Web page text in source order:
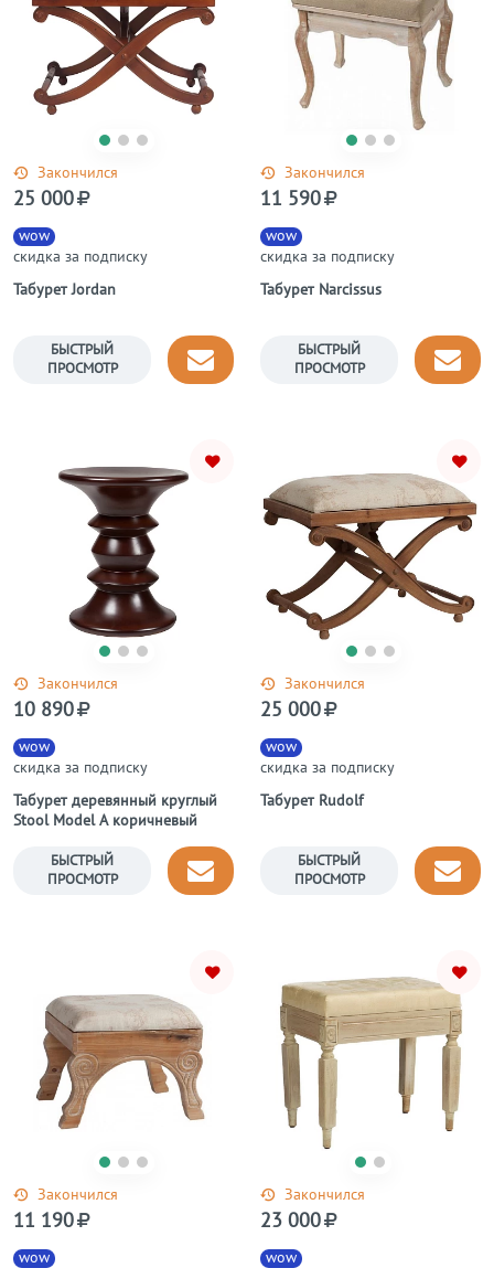
Закончился
Табурет Jordan
wow
скидка за подписку
25 000
БЫСТРЫЙ
ПРОСМОТР
Закончился
Табурет Narcissus
wow
скидка за подписку
11 590
БЫСТРЫЙ
ПРОСМОТР
Закончился
Табурет деревянный круглый
Stool Model A коричневый
wow
скидка за подписку
10 890
БЫСТРЫЙ
ПРОСМОТР
Закончился
Табурет Rudolf
wow
скидка за подписку
25 000
БЫСТРЫЙ
ПРОСМОТР
Закончился
wow
11 190
Закончился
wow
23 000